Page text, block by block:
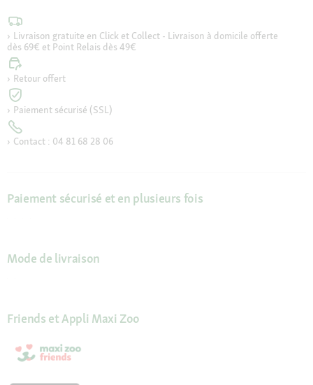
Livraison gratuite en Click et Collect - Livraison à domicile offerte
dès 69€ et Point Relais dès 49€
Retour offert
Paiement sécurisé (SSL)
Contact : 04 81 68 28 06
Paiement sécurisé et en plusieurs fois
Mode de livraison
Friends et Appli Maxi Zoo